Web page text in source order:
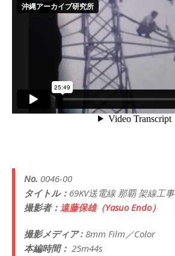
No. 0046-00
タイトル： 69KV送電線 那覇 架線工事
撮影者： 遠藤保雄（Yasuo Endo）
撮影メディア : 8mm Film／Color
本編時間： 25m44s